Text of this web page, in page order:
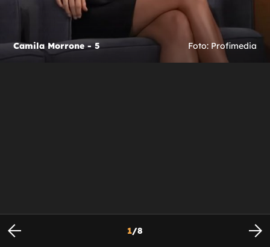
Camila Morrone - 5 Foto: Profimedia
1/8